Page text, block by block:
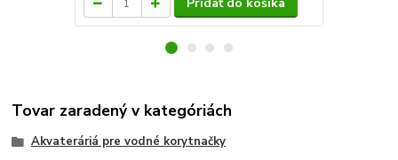
Tovar zaradený v kategóriách
Akvateráriá pre vodné korytnačky